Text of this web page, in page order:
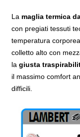
La maglia termica
con pregiati tessuti
temperatura
colletto alto con
la giusta
il massimo comfort
difficili.